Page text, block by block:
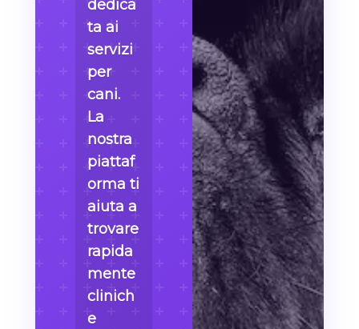
dedica
ta ai
servizi
per
cani.
La
nostra
piattaf
orma ti
aiuta a
trovare
rapida
mente
clinich
e